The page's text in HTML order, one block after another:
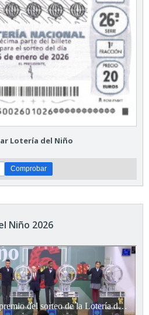
Lotería del Niño
Niño 2026